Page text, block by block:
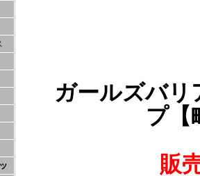
ガールズバ
プ【
販